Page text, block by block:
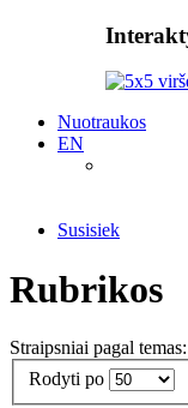
Nuotraukos
EN
Susisiek
Rubrikos
Straipsniai pagal temas:
Rodyti po